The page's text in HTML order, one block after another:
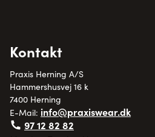
Kontakt
Praxis Herning A/S
Hammershusvej 16 k
7400 Herning
E-Mail: info@praxiswear.dk
97 12 82 82